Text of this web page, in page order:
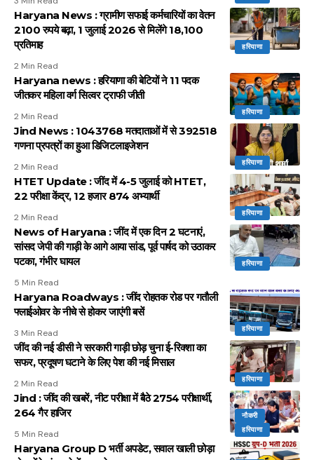
हरियाणा
Haryana News : ग्रामीण सफाई कर्मचारियों का वेतन
2100 रुपये बढ़ा, 1 जुलाई 2026 से मिलेंगे 18,100
प्रतिमाह
2 Min Read
हरियाणा
Haryana news : हरियाणा की बेटियों ने 11 पदक
जीतकर महिला वर्ग सिल्वर ट्राफी जीती
2 Min Read
हरियाणा
Jind News : 1043768 मतदाताओं में से 392518
गणना प्रपत्रों का हुआ डिजिटलाइजेशन
2 Min Read
हरियाणा
HTET Update : जींद में 4-5 जुलाई को HTET,
22 परीक्षा केंद्र, 12 हजार 874 अभ्यार्थी
2 Min Read
हरियाणा
News of Haryana : जींद में एक दिन 2 घटनाएं,
सांसद जेपी की गाड़ी के आगे आया सांड, पूर्व पार्षद को उठाकर
पटका, गंभीर घायल
5 Min Read
हरियाणा
Haryana Roadways : जींद रोहतक रोड पर गतौली
फ्लाईओवर के नीचे से होकर जाएंगी बसें
3 Min Read
हरियाणा
जींद की नई डीसी ने सरकारी गाड़ी छोड़ चुना ई-रिक्शा का
सफर, प्रदूषण घटाने के लिए पेश की नई मिसाल
2 Min Read
नौकरी
हरियाणा
Jind : जींद की खबरें, नीट परीक्षा में बैठे 2754 परीक्षार्थी,
264 गैर हाजिर
5 Min Read
Haryana Group D भर्ती अपडेट, सवाल खाली छोड़ा